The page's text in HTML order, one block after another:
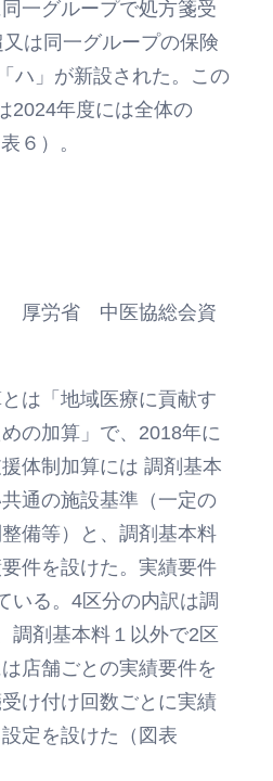
一グループで処方箋受
は同一グループの保険
ハ」が新設された。この
2024年度には全体の
６）。
医協総会資
は「地域医療に貢献す
の加算」で、2018年に
体制加算には 調剤基本
通の施設基準（一定の
備等）と、調剤基本料
件を設けた。実績要件
いる。4区分の内訳は調
調剤基本料１以外で2区
店舗ごとの実績要件を
け付け回数ごとに実績
定を設けた（図表